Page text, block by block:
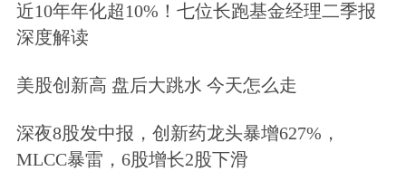
近10年年化超10%！七位长跑基金经理二季报
深度解读
美股创新高 盘后大跳水 今天怎么走
深夜8股发中报，创新药龙头暴增627%，
MLCC暴雷，6股增长2股下滑